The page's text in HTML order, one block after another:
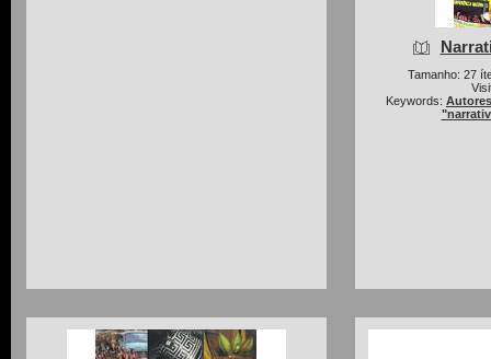
Tamanho: 27
Keywords: